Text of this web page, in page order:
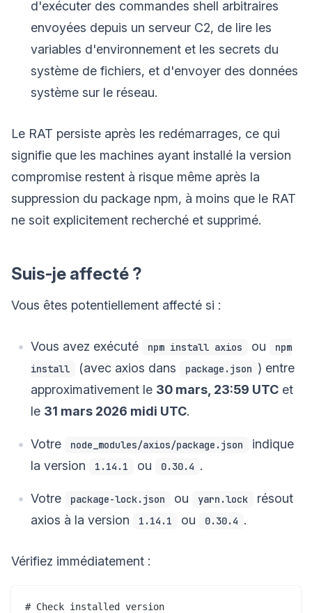
d'exécuter des commandes shell arbitraires
envoyées depuis un serveur C2, de lire les
variables d'environnement et les secrets du
système de fichiers, et d'envoyer des données
système sur le réseau.
Le RAT persiste après les redémarrages, ce qui
signifie que les machines ayant installé la version
compromise restent à risque même après la
suppression du package npm, à moins que le RAT
ne soit explicitement recherché et supprimé.
Suis-je affecté ?
Vous êtes potentiellement affecté si :
Vous avez exécuté npm install axios ou
npm
install
(avec axios dans package.json ) entre
approximativement le 30 mars, 23:59 UTC et
le 31 mars 2026 midi UTC.
Votre node_modules/axios/package.json
indique
la version
1.14.1 ou 0.30.4 .
Votre package-lock.json ou yarn.lock
résout
axios à la version
1.14.1 ou 0.30.4 .
Vérifiez immédiatement :
# Check installed version